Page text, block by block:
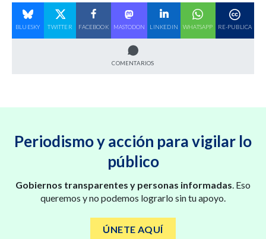
BLUESKY TWITTER FACEBOOK MASTODON LINKEDIN WHATSAPP RE-PUBLICA
COMENTARIOS
Periodismo y acción para vigilar lo
público
Gobiernos transparentes y personas informadas. Eso
queremos y no podemos lograrlo sin tu apoyo.
ÚNETE AQUÍ